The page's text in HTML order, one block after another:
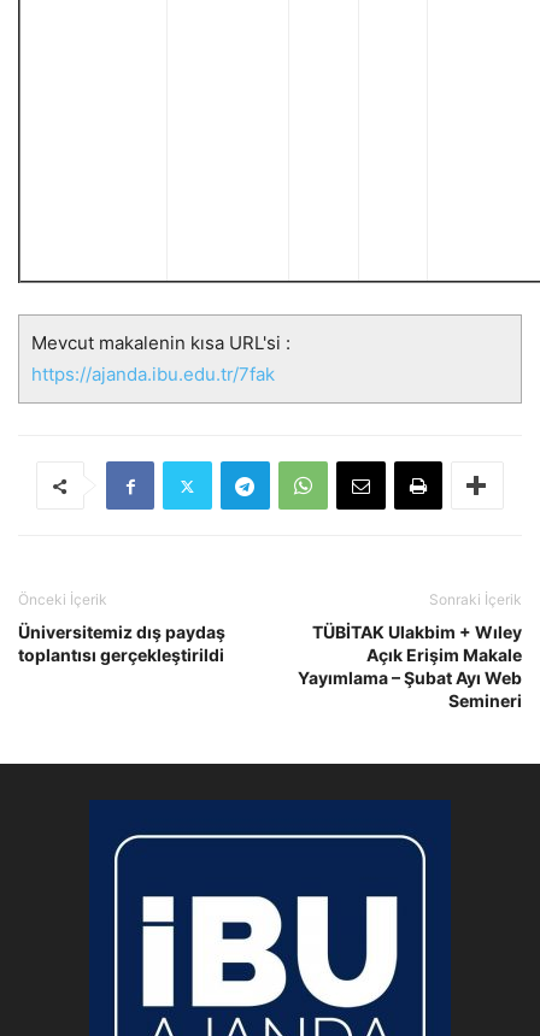
Mevcut makalenin kısa URL'si :
https://ajanda.ibu.edu.tr/7fak
Önceki İçerik
Üniversitemiz dış paydaş
toplantısı gerçekleştirildi
Sonraki İçerik
TÜBİTAK Ulakbim + Wıley
Açık Erişim Makale
Yayımlama – Şubat Ayı Web
Semineri